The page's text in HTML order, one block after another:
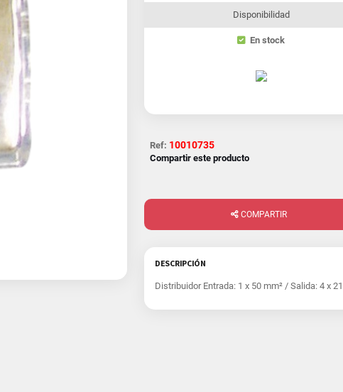
Disponibilidad
En stock
Ref: 10010735
Compartir este producto
COMPARTIR
DESCRIPCIÓN
Distribuidor Entrada: 1 x 50 mm² / Salida: 4 x